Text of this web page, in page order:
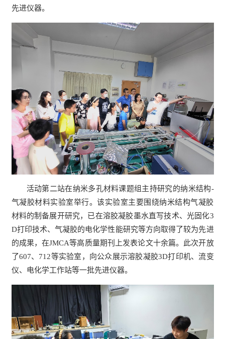
先进仪器。
活动第二站在纳米多孔材料课题组主持研究的纳米结构-
气凝胶材料实验室举行。该实验室主要围绕纳米结构气凝胶
材料的制备展开研究，已在溶胶凝胶墨水直写技术、光固化3
D打印技术、气凝胶的电化学性能研究等方向取得了较为先进
的成果，在JMCA等高质量期刊上发表论文十余篇。此次开放
了607、712等实验室，向公众展示溶胶凝胶3D打印机、流变
仪、电化学工作站等一批先进仪器。